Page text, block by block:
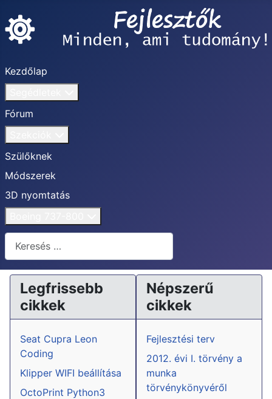
Kezdőlap
Fórum
Szülőknek
Módszerek
3D nyomtatás
Keresés...
Legfrissebb
cikkek
Seat Cupra Leon
Coding
Klipper WIFI beállítása
OctoPrint Python3
Népszerű
cikkek
Fejlesztési terv
2012. évi I. törvény a
munka
törvénykönyvéről